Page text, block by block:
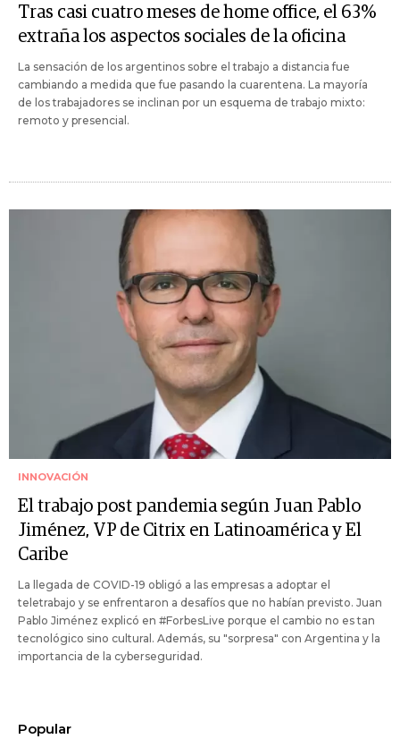
Tras casi cuatro meses de home office, el 63%
extraña los aspectos sociales de la oficina
La sensación de los argentinos sobre el trabajo a distancia fue
cambiando a medida que fue pasando la cuarentena. La mayoría
de los trabajadores se inclinan por un esquema de trabajo mixto:
remoto y presencial.
INNOVACIÓN
El trabajo post pandemia según Juan Pablo
Jiménez, VP de Citrix en Latinoamérica y El
Caribe
La llegada de COVID-19 obligó a las empresas a adoptar el
teletrabajo y se enfrentaron a desafíos que no habían previsto. Juan
Pablo Jiménez explicó en #ForbesLive porque el cambio no es tan
tecnológico sino cultural. Además, su "sorpresa" con Argentina y la
importancia de la cyberseguridad.
Popular